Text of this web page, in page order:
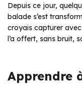
Depuis ce jour,
balade s’est
croyais capturer
l’a offert, sans bruit,
Apprendre